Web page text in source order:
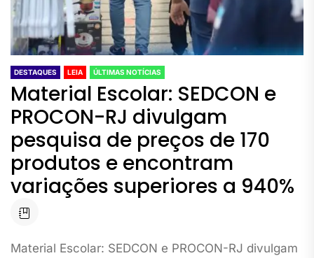
DESTAQUES LEIA ÚLTIMAS NOTÍCIAS
Material Escolar: SEDCON e
PROCON-RJ divulgam
pesquisa de preços de 170
produtos e encontram
variações superiores a 940%
Material Escolar: SEDCON e PROCON-RJ divulgam